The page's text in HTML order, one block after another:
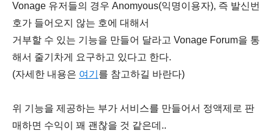
Vonage 유저들의 경우 Anomyous(익명이용자), 즉 발신번
호가 들어오지 않는 호에 대해서
거부할 수 있는 기능을 만들어 달라고 Vonage Forum을 통
해서 줄기차게 요구하고 있다고 한다.
(자세한 내용은 여기 를 참고하길 바란다)
위 기능을 제공하는 부가 서비스를 만들어서 정액제로 판
매하면 수익이 꽤 괜찮을 것 같은데..